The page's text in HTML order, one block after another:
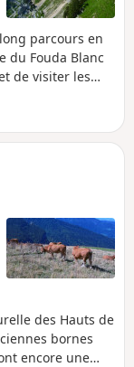
parcours en
du Fouda Blanc
de visiter les
environ deux
impératif.
des Hauts de
bornes
encore une